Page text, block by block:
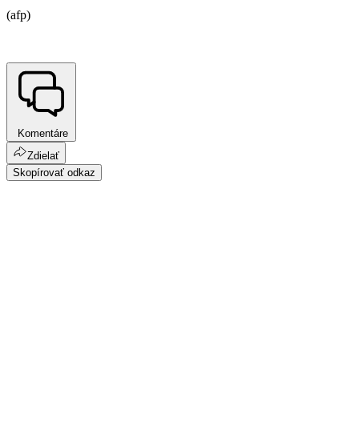
(afp)
Komentáre
Zdielať
Skopírovať odkaz